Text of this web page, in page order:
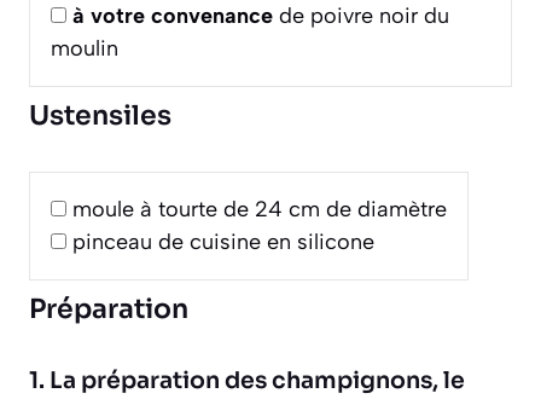
à votre convenance de poivre noir du
moulin
Ustensiles
moule à tourte de 24 cm de diamètre
pinceau de cuisine en silicone
Préparation
1. La préparation des champignons, le